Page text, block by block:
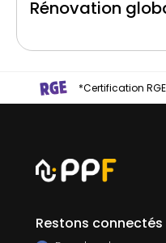
Rénovation
*Certification
Restons connectés